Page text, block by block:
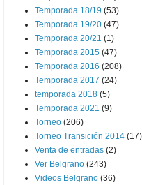
Temporada 18/19 (53)
Temporada 19/20 (47)
Temporada 20/21 (1)
Temporada 2015 (47)
Temporada 2016 (208)
Temporada 2017 (24)
temporada 2018 (5)
Temporada 2021 (9)
Torneo (206)
Torneo Transición 2014 (17)
Venta de entradas (2)
Ver Belgrano (243)
Videos Belgrano (36)